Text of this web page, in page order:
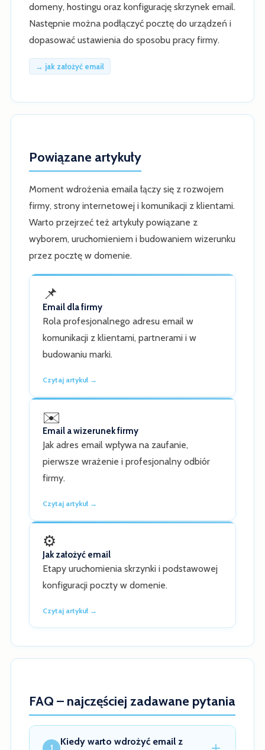
domeny, hostingu oraz konfigurację skrzynek email.
Następnie można podłączyć pocztę do urządzeń i
dopasować ustawienia do sposobu pracy firmy.
→ jak założyć email
Powiązane artykuły
Moment wdrożenia emaila łączy się z rozwojem
firmy, strony internetowej i komunikacji z klientami.
Warto przejrzeć też artykuły powiązane z
wyborem, uruchomieniem i budowaniem wizerunku
przez pocztę w domenie.
📌
Email dla firmy
Rola profesjonalnego adresu email w
komunikacji z klientami, partnerami i w
budowaniu marki.
Czytaj artykuł →
✉️
Email a wizerunek firmy
Jak adres email wpływa na zaufanie,
pierwsze wrażenie i profesjonalny odbiór
firmy.
Czytaj artykuł →
⚙️
Jak założyć email
Etapy uruchomienia skrzynki i podstawowej
konfiguracji poczty w domenie.
Czytaj artykuł →
FAQ – najczęściej zadawane pytania
1
Kiedy warto wdrożyć email z